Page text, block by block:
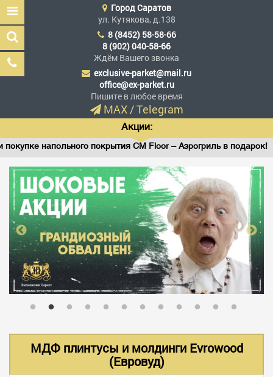
Эксклюзив Паркет
Мы сделали эксклюзив
доступным
ГЛАВНАЯ
АССОРТИМЕНТ
В НАЛИЧИИ
АКЦИИ
ГородСаратов
ул. Кутякова, д.138
8 (8452) 58-58-66
8 (902) 040-58-66
Ждём Вашего звонка
exclusive-parket@mail.ru
office@ex-parket.ru
Пишите в любое время
MAX/Telegram
Акции:
покрытия CM Floor – Аэрогриль в подарок!
МДФ плинтусы и молдинги Evrowood
(Евровуд)